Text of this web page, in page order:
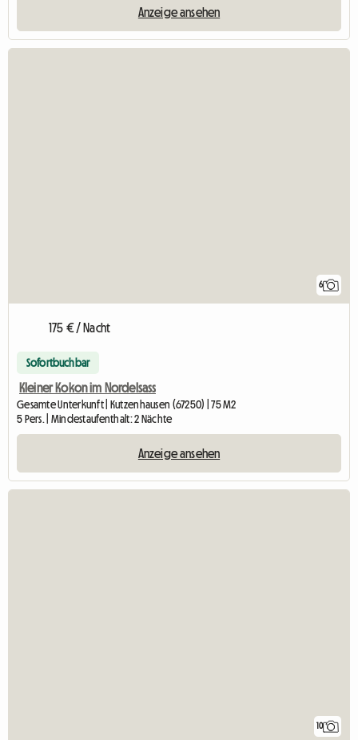
Anzeige ansehen
6
175 € / Nacht
Sofortbuchbar
Kleiner Kokon im Nordelsass
Gesamte Unterkunft | Kutzenhausen (67250) | 75 M2
5 Pers. | Mindestaufenthalt: 2 Nächte
Anzeige ansehen
10